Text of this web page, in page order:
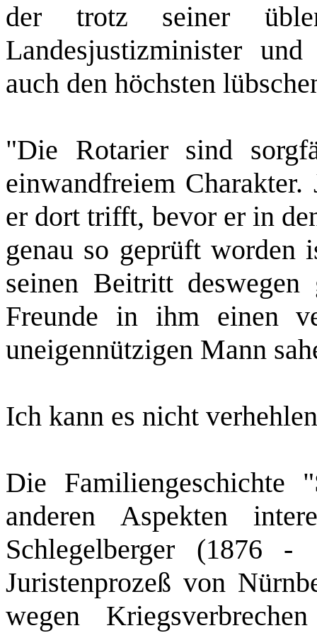
der trotz seiner
Landesjustizminister
auch den höchsten
"Die Rotarier sind
einwandfreiem
er dort trifft, bevor er in
genau so geprüft worden
seinen Beitritt
Freunde in ihm einen
uneigennützigen Mann
Ich kann es nicht
Die Familiengeschichte
anderen Aspekten
Schlegelberger (1876
Juristenprozeß von
wegen